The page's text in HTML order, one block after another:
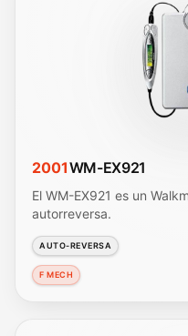
2001WM-EX921
El WM-EX921 es un
autorreversa.
AUTO-REVERSA
F MECH